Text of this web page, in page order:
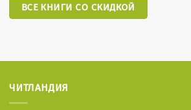
ВСЕ КНИГИ СО СКИДКОЙ
ЧИТЛАНДИЯ